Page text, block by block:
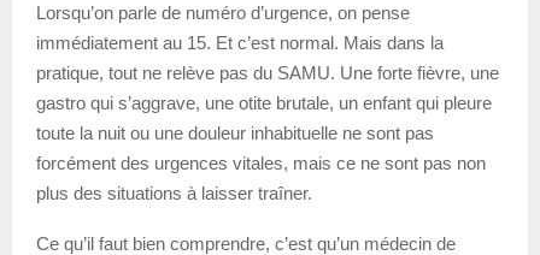
Lorsqu’on parle de numéro d’urgence, on pense
immédiatement au 15. Et c’est normal. Mais dans la
pratique, tout ne relève pas du SAMU. Une forte fièvre, une
gastro qui s’aggrave, une otite brutale, un enfant qui pleure
toute la nuit ou une douleur inhabituelle ne sont pas
forcément des urgences vitales, mais ce ne sont pas non
plus des situations à laisser traîner.
Ce qu’il faut bien comprendre, c’est qu’un médecin de